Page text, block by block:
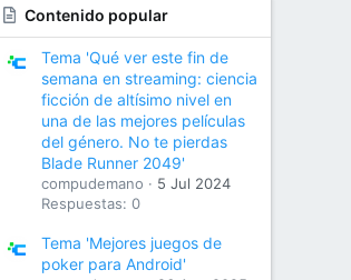
Contenido popular
Tema 'Qué ver este fin de
semana en streaming: ciencia
ficción de altísimo nivel en
una de las mejores películas
del género. No te pierdas
Blade Runner 2049'
compudemano
5 Jul 2024
Respuestas: 0
Tema 'Mejores juegos de
poker para Android'